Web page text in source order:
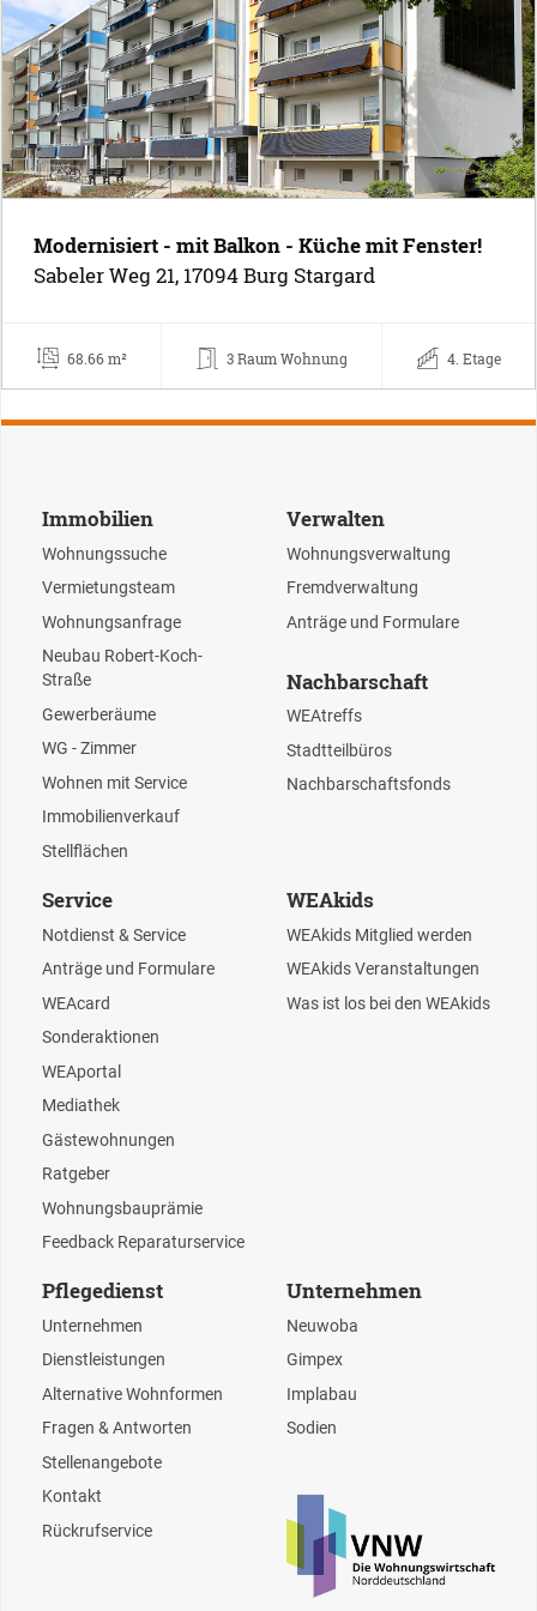
Modernisiert - mit Balkon - Küche mit Fenster!
Sabeler Weg 21, 17094 Burg Stargard
68.66 m² 3 Raum Wohnung 4. Etage
Immobilien
Wohnungssuche
Vermietungsteam
Wohnungsanfrage
Neubau Robert-Koch-
Straße
Gewerberäume
WG - Zimmer
Wohnen mit Service
Immobilienverkauf
Stellflächen
Verwalten
Wohnungsverwaltung
Fremdverwaltung
Anträge und Formulare
Nachbarschaft
WEAtreffs
Stadtteilbüros
Nachbarschaftsfonds
Service
Notdienst & Service
Anträge und Formulare
WEAcard
Sonderaktionen
WEAportal
Mediathek
Gästewohnungen
Ratgeber
Wohnungsbauprämie
Feedback Reparaturservice
WEAkids
WEAkids Mitglied werden
WEAkids Veranstaltungen
Was ist los bei den WEAkids
Pflegedienst
Unternehmen
Dienstleistungen
Alternative Wohnformen
Fragen & Antworten
Stellenangebote
Kontakt
Rückrufservice
Unternehmen
Neuwoba
Gimpex
Implabau
Sodien